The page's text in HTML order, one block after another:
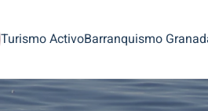
Turismo ActivoBarranquismo